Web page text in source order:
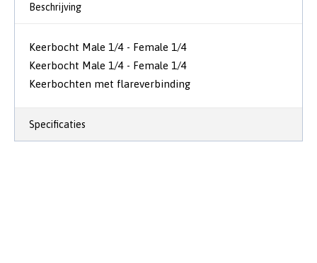
Beschrijving
Keerbocht Male 1/4 - Female 1/4
Keerbocht Male 1/4 - Female 1/4
Keerbochten met flareverbinding
Specificaties